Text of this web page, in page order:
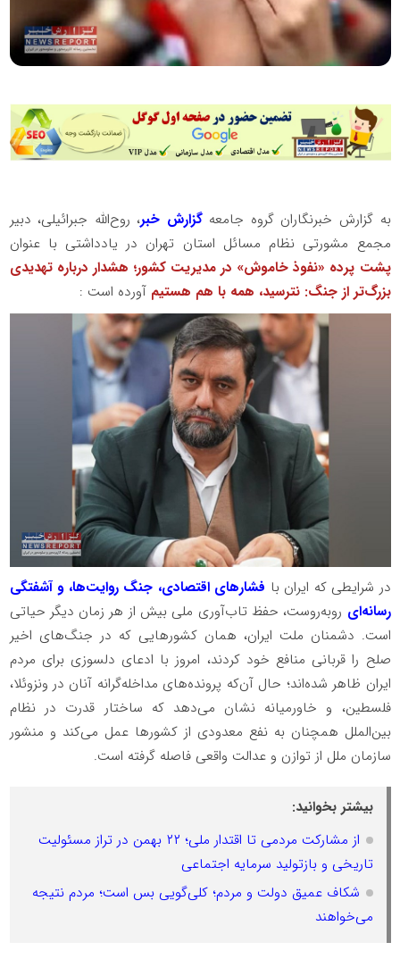
به گزارش خبرنگاران گروه جامعه گزارش خبر، روح‌الله جبرائیلی، دبیر
مجمع مشورتی نظام مسائل استان تهران در یادداشتی با عنوان
پشت پرده «نفوذ خاموش» در مدیریت کشور؛ هشدار درباره تهدیدی
بزرگ‌تر از جنگ: نترسید، همه با هم هستیم آورده است :
در شرایطی که ایران با فشارهای اقتصادی، جنگ روایت‌ها، و آشفتگی
رسانه‌ای روبه‌روست، حفظ تاب‌آوری ملی بیش از هر زمان دیگر حیاتی
است. دشمنان ملت ایران، همان کشورهایی که در جنگ‌های اخیر
صلح را قربانی منافع خود کردند، امروز با ادعای دلسوزی برای مردم
ایران ظاهر شده‌اند؛ حال آن‌که پرونده‌های مداخله‌گرانه آنان در ونزوئلا،
فلسطین، و خاورمیانه نشان می‌دهد که ساختار قدرت در نظام
بین‌الملل همچنان به نفع معدودی از کشورها عمل می‌کند و منشور
سازمان ملل از توازن و عدالت واقعی فاصله گرفته است.
بیشتر بخوانید:
از مشارکت مردمی تا اقتدار ملی؛ ۲۲ بهمن در تراز مسئولیت
تاریخی و بازتولید سرمایه اجتماعی
شکاف عمیق دولت و مردم؛ کلی‌گویی بس است؛ مردم نتیجه
می‌خواهند